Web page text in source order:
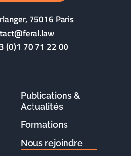
75016 Paris
(0)1 70 71 22 00
Publications &
Actualités
Formations
Nous rejoindre